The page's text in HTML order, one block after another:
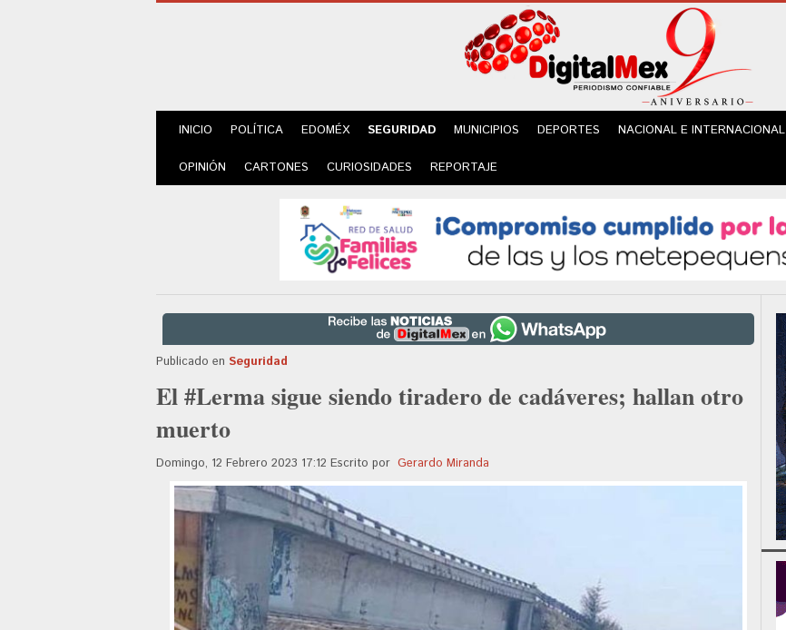
INICIO POLÍTICA EDOMÉX SEGURIDAD MUNICIPIOS DEPORTES NACIONAL E INTERNACIONAL
OPINIÓN CARTONES CURIOSIDADES REPORTAJE
Publicado en Seguridad
El #Lerma sigue siendo tiradero de cadáveres; hallan otro
muerto
Domingo, 12 Febrero 2023 17:12 Escrito por Gerardo Miranda